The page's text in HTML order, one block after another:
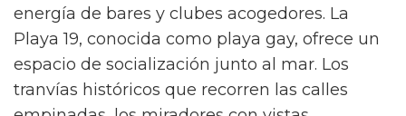
energía de bares y clubes acogedores. La
Playa 19, conocida como playa gay, ofrece un
espacio de socialización junto al mar. Los
tranvías históricos que recorren las calles